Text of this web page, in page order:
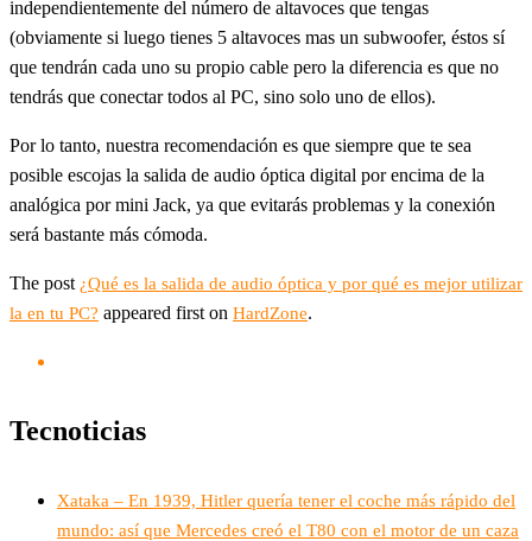
independientemente del número de altavoces que tengas
(obviamente si luego tienes 5 altavoces mas un subwoofer, éstos sí
que tendrán cada uno su propio cable pero la diferencia es que no
tendrás que conectar todos al PC, sino solo uno de ellos).
Por lo tanto, nuestra recomendación es que siempre que te sea
posible escojas la salida de audio óptica digital por encima de la
analógica por mini Jack, ya que evitarás problemas y la conexión
será bastante más cómoda.
The post ¿Qué es la salida de audio óptica y por qué es mejor utilizar
la en tu PC? appeared first on HardZone.
Tecnoticias
Xataka – En 1939, Hitler quería tener el coche más rápido del
mundo: así que Mercedes creó el T80 con el motor de un caza